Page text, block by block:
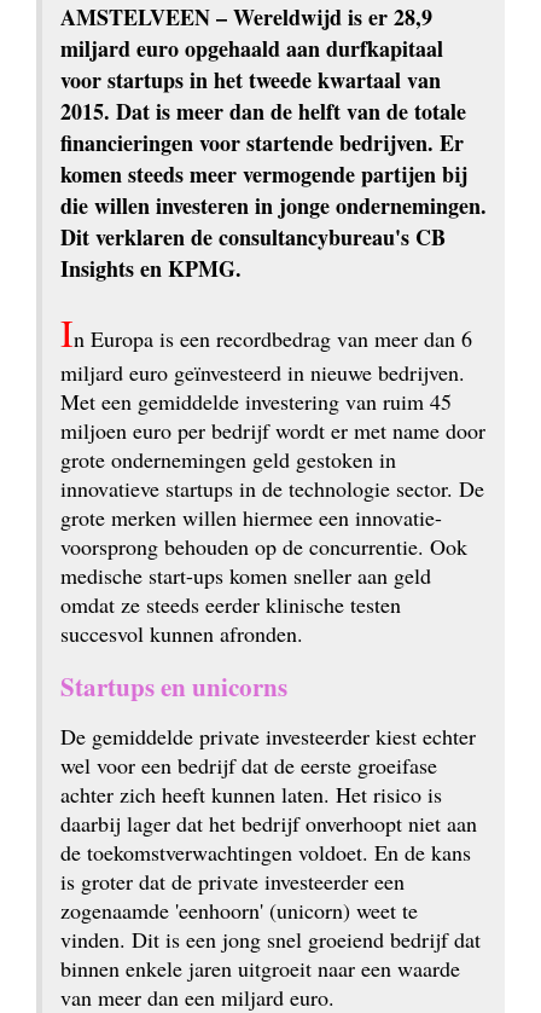
AMSTELVEEN – Wereldwijd is er 28,9
miljard euro opgehaald aan durfkapitaal
voor startups in het tweede kwartaal van
2015. Dat is meer dan de helft van de totale
financieringen voor startende bedrijven. Er
komen steeds meer vermogende partijen bij
die willen investeren in jonge ondernemingen.
Dit verklaren de consultancybureau's CB
Insights en KPMG.
In Europa is een recordbedrag van meer dan 6
miljard euro geïnvesteerd in nieuwe bedrijven.
Met een gemiddelde investering van ruim 45
miljoen euro per bedrijf wordt er met name door
grote ondernemingen geld gestoken in
innovatieve startups in de technologie sector. De
grote merken willen hiermee een innovatie-
voorsprong behouden op de concurrentie. Ook
medische start-ups komen sneller aan geld
omdat ze steeds eerder klinische testen
succesvol kunnen afronden.
Startups en unicorns
De gemiddelde private investeerder kiest echter
wel voor een bedrijf dat de eerste groeifase
achter zich heeft kunnen laten. Het risico is
daarbij lager dat het bedrijf onverhoopt niet aan
de toekomst­verwachtingen voldoet. En de kans
is groter dat de private investeerder een
zogenaamde 'eenhoorn' (unicorn) weet te
vinden. Dit is een jong snel groeiend bedrijf dat
binnen enkele jaren uitgroeit naar een waarde
van meer dan een miljard euro.